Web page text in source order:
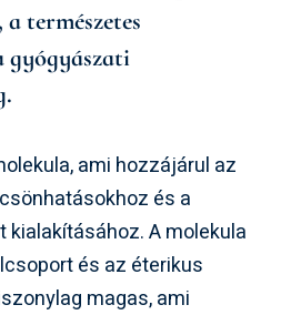
természetes
ami hozzájárul az
és a
A molekula
és az éterikus
magas, ami